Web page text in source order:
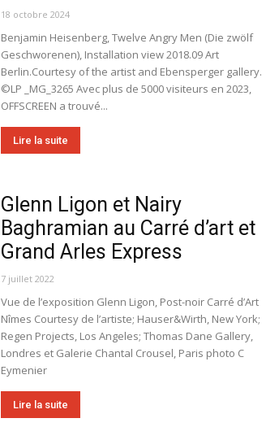
18 octobre 2024
Benjamin Heisenberg, Twelve Angry Men (Die zwölf
Geschworenen), Installation view 2018.09 Art
Berlin.Courtesy of the artist and Ebensperger gallery.
©LP _MG_3265 Avec plus de 5000 visiteurs en 2023,
OFFSCREEN a trouvé...
Lire la suite
Glenn Ligon et Nairy
Baghramian au Carré d’art et
Grand Arles Express
7 juillet 2022
Vue de l’exposition Glenn Ligon, Post-noir Carré d’Art
Nîmes Courtesy de l’artiste; Hauser&Wirth, New York;
Regen Projects, Los Angeles; Thomas Dane Gallery,
Londres et Galerie Chantal Crousel, Paris photo C
Eymenier
Lire la suite